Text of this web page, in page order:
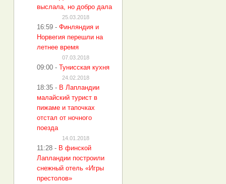
выслала, но добро дала
25.03.2018
16:59 - Финляндия и
Норвегия перешли на
летнее время
07.03.2018
09:00 - Тунисская кухня
24.02.2018
18:35 - В Лапландии
малайский турист в
пижаме и тапочках
отстал от ночного
поезда
14.01.2018
11:28 - В финской
Лапландии построили
снежный отель «Игры
престолов»